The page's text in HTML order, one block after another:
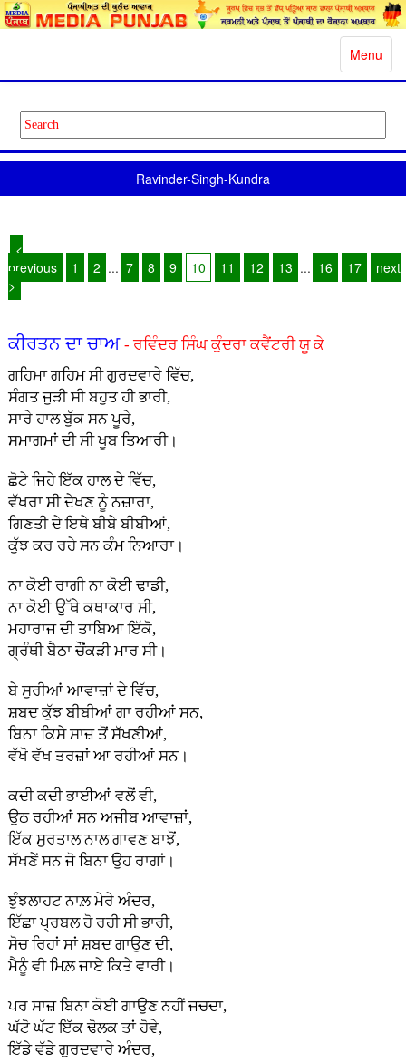
Toggle
Menu
Ravinder-Singh-Kundra
<
previous
1 2 ... 7 8 9 10 11 12 13 ... 16 17
next
>
ਕੀਰਤਨ ਦਾ ਚਾਅ - ਰਵਿੰਦਰ ਸਿੰਘ ਕੁੰਦਰਾ ਕਵੈਂਟਰੀ ਯੂ ਕੇ
ਗਹਿਮਾ ਗਹਿਮ ਸੀ ਗੁਰਦਵਾਰੇ ਵਿੱਚ,
ਸੰਗਤ ਜੁੜੀ ਸੀ ਬਹੁਤ ਹੀ ਭਾਰੀ,
ਸਾਰੇ ਹਾਲ ਬੁੱਕ ਸਨ ਪੂਰੇ,
ਸਮਾਗਮਾਂ ਦੀ ਸੀ ਖੂਬ ਤਿਆਰੀ।
ਛੋਟੇ ਜਿਹੇ ਇੱਕ ਹਾਲ ਦੇ ਵਿੱਚ,
ਵੱਖਰਾ ਸੀ ਦੇਖਣ ਨੂੰ ਨਜ਼ਾਰਾ,
ਗਿਣਤੀ ਦੇ ਇਥੇ ਬੀਬੇ ਬੀਬੀਆਂ,
ਕੁੱਝ ਕਰ ਰਹੇ ਸਨ ਕੰਮ ਨਿਆਰਾ।
ਨਾ ਕੋਈ ਰਾਗੀ ਨਾ ਕੋਈ ਢਾਡੀ,
ਨਾ ਕੋਈ ਉੱਥੇ ਕਥਾਕਾਰ ਸੀ,
ਮਹਾਰਾਜ ਦੀ ਤਾਬਿਆ ਇੱਕੋ,
ਗ੍ਰੰਥੀ ਬੈਠਾ ਚੌਂਕੜੀ ਮਾਰ ਸੀ।
ਬੇ ਸੁਰੀਆਂ ਆਵਾਜ਼ਾਂ ਦੇ ਵਿੱਚ,
ਸ਼ਬਦ ਕੁੱਝ ਬੀਬੀਆਂ ਗਾ ਰਹੀਆਂ ਸਨ,
ਬਿਨਾ ਕਿਸੇ ਸਾਜ਼ ਤੋਂ ਸੱਖਣੀਆਂ,
ਵੱਖੋ ਵੱਖ ਤਰਜ਼ਾਂ ਆ ਰਹੀਆਂ ਸਨ।
ਕਦੀ ਕਦੀ ਭਾਈਆਂ ਵਲੋਂ ਵੀ,
ਉਠ ਰਹੀਆਂ ਸਨ ਅਜੀਬ ਆਵਾਜ਼ਾਂ,
ਇੱਕ ਸੁਰਤਾਲ ਨਾਲ ਗਾਵਣ ਬਾਝੋਂ,
ਸੱਖਣੇਂ ਸਨ ਜੋ ਬਿਨਾ ਉਹ ਰਾਗਾਂ।
ਝੁੰਝਲਾਹਟ ਨਾਲ਼ ਮੇਰੇ ਅੰਦਰ,
ਇੱਛਾ ਪ੍ਰਬਲ ਹੋ ਰਹੀ ਸੀ ਭਾਰੀ,
ਸੋਚ ਰਿਹਾਂ ਸਾਂ ਸ਼ਬਦ ਗਾਉਣ ਦੀ,
ਮੈਨੂੰ ਵੀ ਮਿਲ਼ ਜਾਏ ਕਿਤੇ ਵਾਰੀ।
ਪਰ ਸਾਜ਼ ਬਿਨਾ ਕੋਈ ਗਾਉਣ ਨਹੀਂ ਜਚਦਾ,
ਘੱਟੋ ਘੱਟ ਇੱਕ ਢੋਲਕ ਤਾਂ ਹੋਵੇ,
ਇੱਡੇ ਵੱਡੇ ਗੁਰਦਵਾਰੇ ਅੰਦਰ,